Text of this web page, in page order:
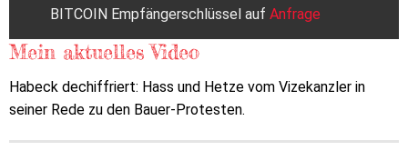
BITCOIN Empfängerschlüssel auf Anfrage
Mein aktuelles Video
Habeck dechiffriert: Hass und Hetze vom Vizekanzler in
seiner Rede zu den Bauer-Protesten.